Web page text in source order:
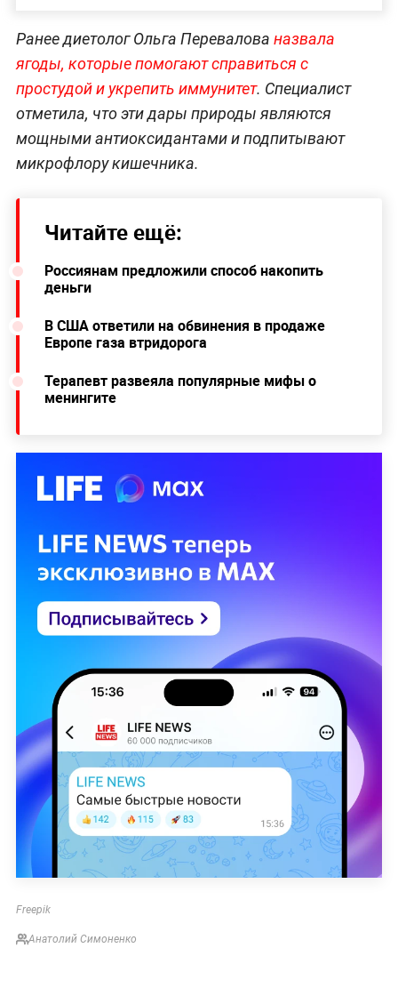
Ранее диетолог Ольга Перевалова назвала
ягоды, которые помогают справиться с
простудой и укрепить иммунитет. Специалист
отметила, что эти дары природы являются
мощными антиоксидантами и подпитывают
микрофлору кишечника.
Читайте ещё:
Россиянам предложили способ накопить
деньги
В США ответили на обвинения в продаже
Европе газа втридорога
Терапевт развеяла популярные мифы о
менингите
Freepik
Анатолий Симоненко